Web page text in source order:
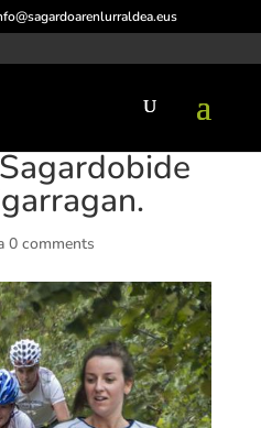
0 comments